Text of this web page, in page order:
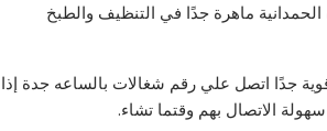
ماهرة جدًا في التنظيف والطبخ
جدًا اتصل علي رقم شغالات بالساعه جدة إذا
الاتصال بهم وقتما تشاء.